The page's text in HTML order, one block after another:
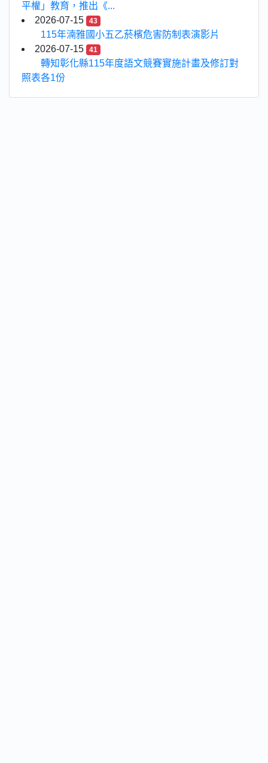
平權」教育，推出《...
2026-07-15
43
115年湳雅國小五乙菸檳危害防制表演影片
2026-07-15
41
轉知彰化縣115年度語文競賽實施計畫及修訂對
照表各1份